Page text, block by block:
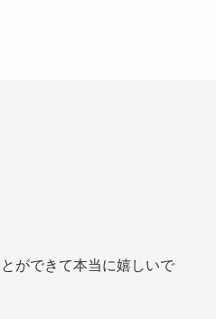
ができて本当に嬉しいで